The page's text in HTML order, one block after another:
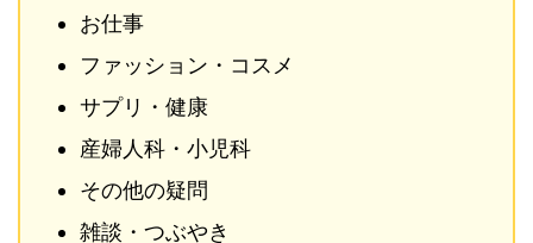
お仕事
ファッション・コスメ
サプリ・健康
産婦人科・小児科
その他の疑問
雑談・つぶやき